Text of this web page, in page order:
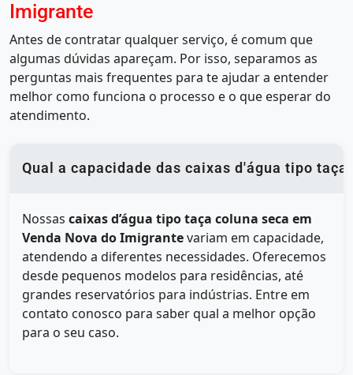
Imigrante
Antes de contratar qualquer serviço, é comum que
algumas dúvidas apareçam. Por isso, separamos as
perguntas mais frequentes para te ajudar a entender
melhor como funciona o processo e o que esperar do
atendimento.
Qual a capacidade das caixas d'água tipo
Nossas caixas d’água tipo taça coluna seca em
Venda Nova do Imigrantevariam em capacidade,
atendendo a diferentes necessidades. Oferecemos
desde pequenos modelos para residências, até
grandes reservatórios para indústrias. Entre em
contato conosco para saber qual a melhor opção
para o seu caso.